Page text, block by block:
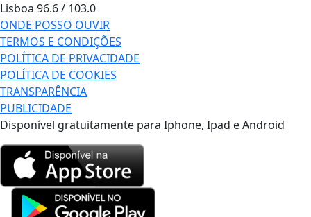
Lisboa 96.6 / 103.0
ONDE POSSO OUVIR
TERMOS E CONDIÇÕES
POLÍTICA DE PRIVACIDADE
POLÍTICA DE COOKIES
TRANSPARÊNCIA
PUBLICIDADE
Disponível gratuitamente para Iphone, Ipad e Android